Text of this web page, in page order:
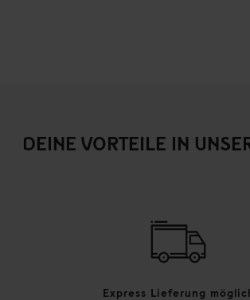
DEINE VORTEILE IN
Express Lieferung